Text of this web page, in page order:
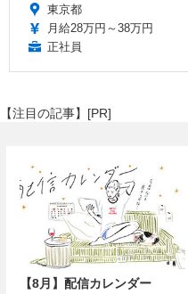
東京都
月給28万円～38万円
正社員
【注目の記事】[PR]
【8月】配信カレンダー